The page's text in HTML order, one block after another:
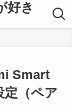
好き
Smart
定（ペア